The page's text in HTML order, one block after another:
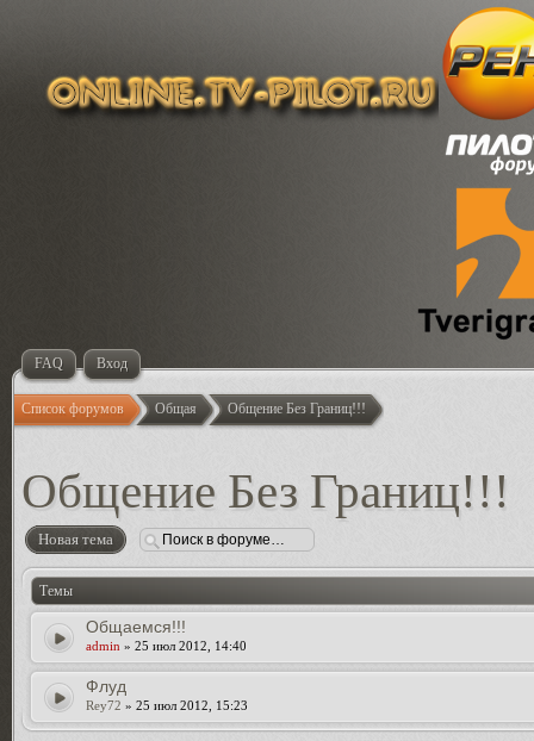
FAQ Вход
Список форумов Общая Общение Без Границ!!!
Общение Без Границ!!!
Новая тема
Темы
Общаемся!!!
admin » 25 июл 2012, 14:40
Флуд
Rey72 » 25 июл 2012, 15:23